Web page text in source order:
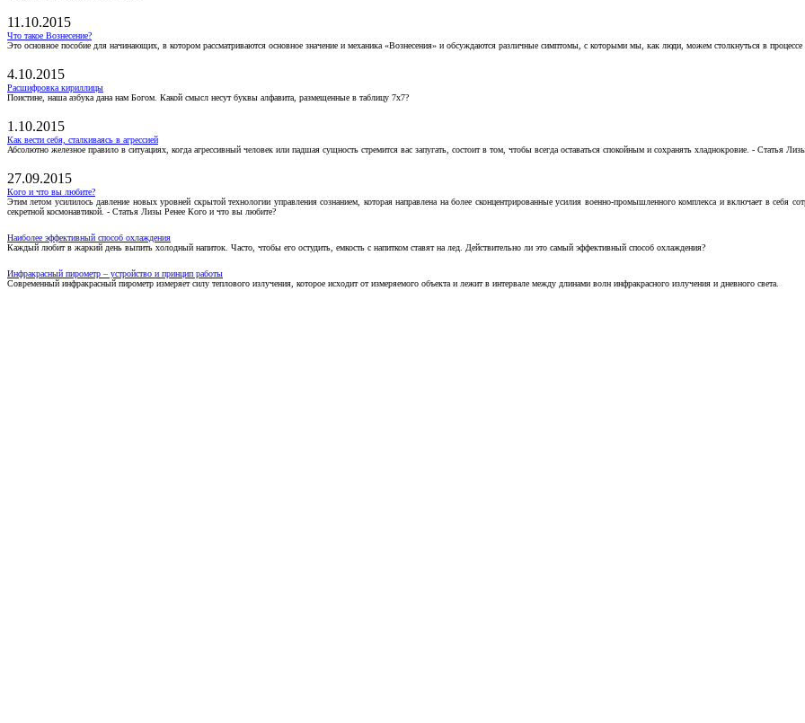
11.10.2015
Что такое Вознесение?
Это основное пособие для начинающих, в котором рассматриваются основное значение и механика «Вознесения» и обсуждаются различные симптомы, с которыми мы, как люди, можем столкнуться в
4.10.2015
Расшифровка кириллицы
Поистине, наша азбука дана нам Богом. Какой смысл несут буквы алфавита, размещенные в таблицу 7х7?
1.10.2015
Как вести себя, сталкиваясь в агрессией
Абсолютно железное правило в ситуациях, когда агрессивный человек или падшая сущность стремится вас запугать, состоит в том, чтобы всегда оставаться спокойным и сохранять хладнокровие. - Статья
27.09.2015
Кого и что вы любите?
Этим летом усилилось давление новых уровней скрытой технологии управления сознанием, которая направлена на более сконцентрированные усилия военно-промышленного комплекса и включает в себя
секретной космонавтикой. - Статья Лизы Ренее Кого и что вы любите?
Наиболее эффективный способ охлаждения
Каждый любит в жаркий день выпить холодный напиток. Часто, чтобы его остудить, емкость с напитком ставят на лед. Действительно ли это самый эффективный способ охлаждения?
Инфракрасный пирометр – устройство и принцип работы
Современный инфракрасный пирометр измеряет силу теплового излучения, которое исходит от измеряемого объекта и лежит в интервале между длинами волн инфракрасного излучения и дневного света.